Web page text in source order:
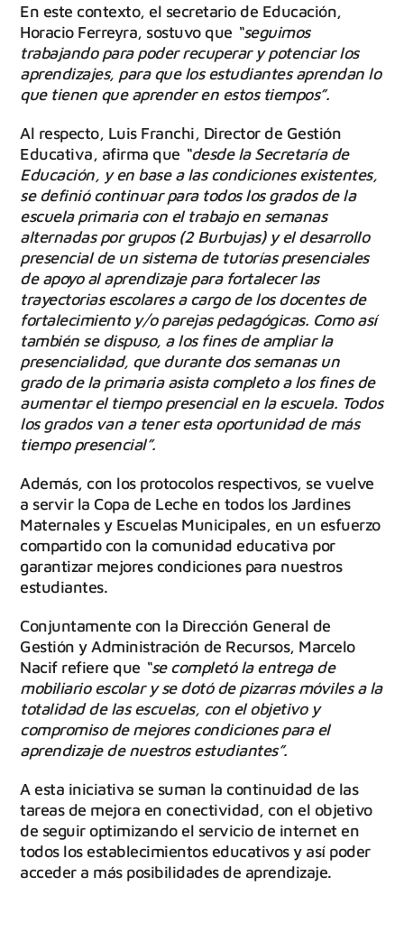
En este contexto, el secretario de Educación,
Horacio Ferreyra, sostuvo que “seguimos
trabajando para poder recuperar y potenciar los
aprendizajes, para que los estudiantes aprendan lo
que tienen que aprender en estos tiempos”.
Al respecto, Luis Franchi, Director de Gestión
Educativa, afirma que “desde la Secretaría de
Educación, y en base a las condiciones existentes,
se definió continuar para todos los grados de la
escuela primaria con el trabajo en semanas
alternadas por grupos (2 Burbujas) y el desarrollo
presencial de un sistema de tutorías presenciales
de apoyo al aprendizaje para fortalecer las
trayectorias escolares a cargo de los docentes de
fortalecimiento y/o parejas pedagógicas. Como así
también se dispuso, a los fines de ampliar la
presencialidad, que durante dos semanas un
grado de la primaria asista completo a los fines de
aumentar el tiempo presencial en la escuela. Todos
los grados van a tener esta oportunidad de más
tiempo presencial”.
Además, con los protocolos respectivos, se vuelve
a servir la Copa de Leche en todos los Jardines
Maternales y Escuelas Municipales, en un esfuerzo
compartido con la comunidad educativa por
garantizar mejores condiciones para nuestros
estudiantes.
Conjuntamente con la Dirección General de
Gestión y Administración de Recursos, Marcelo
Nacif refiere que “se completó la entrega de
mobiliario escolar y se dotó de pizarras móviles a la
totalidad de las escuelas, con el objetivo y
compromiso de mejores condiciones para el
aprendizaje de nuestros estudiantes”.
A esta iniciativa se suman la continuidad de las
tareas de mejora en conectividad, con el objetivo
de seguir optimizando el servicio de internet en
todos los establecimientos educativos y así poder
acceder a más posibilidades de aprendizaje.